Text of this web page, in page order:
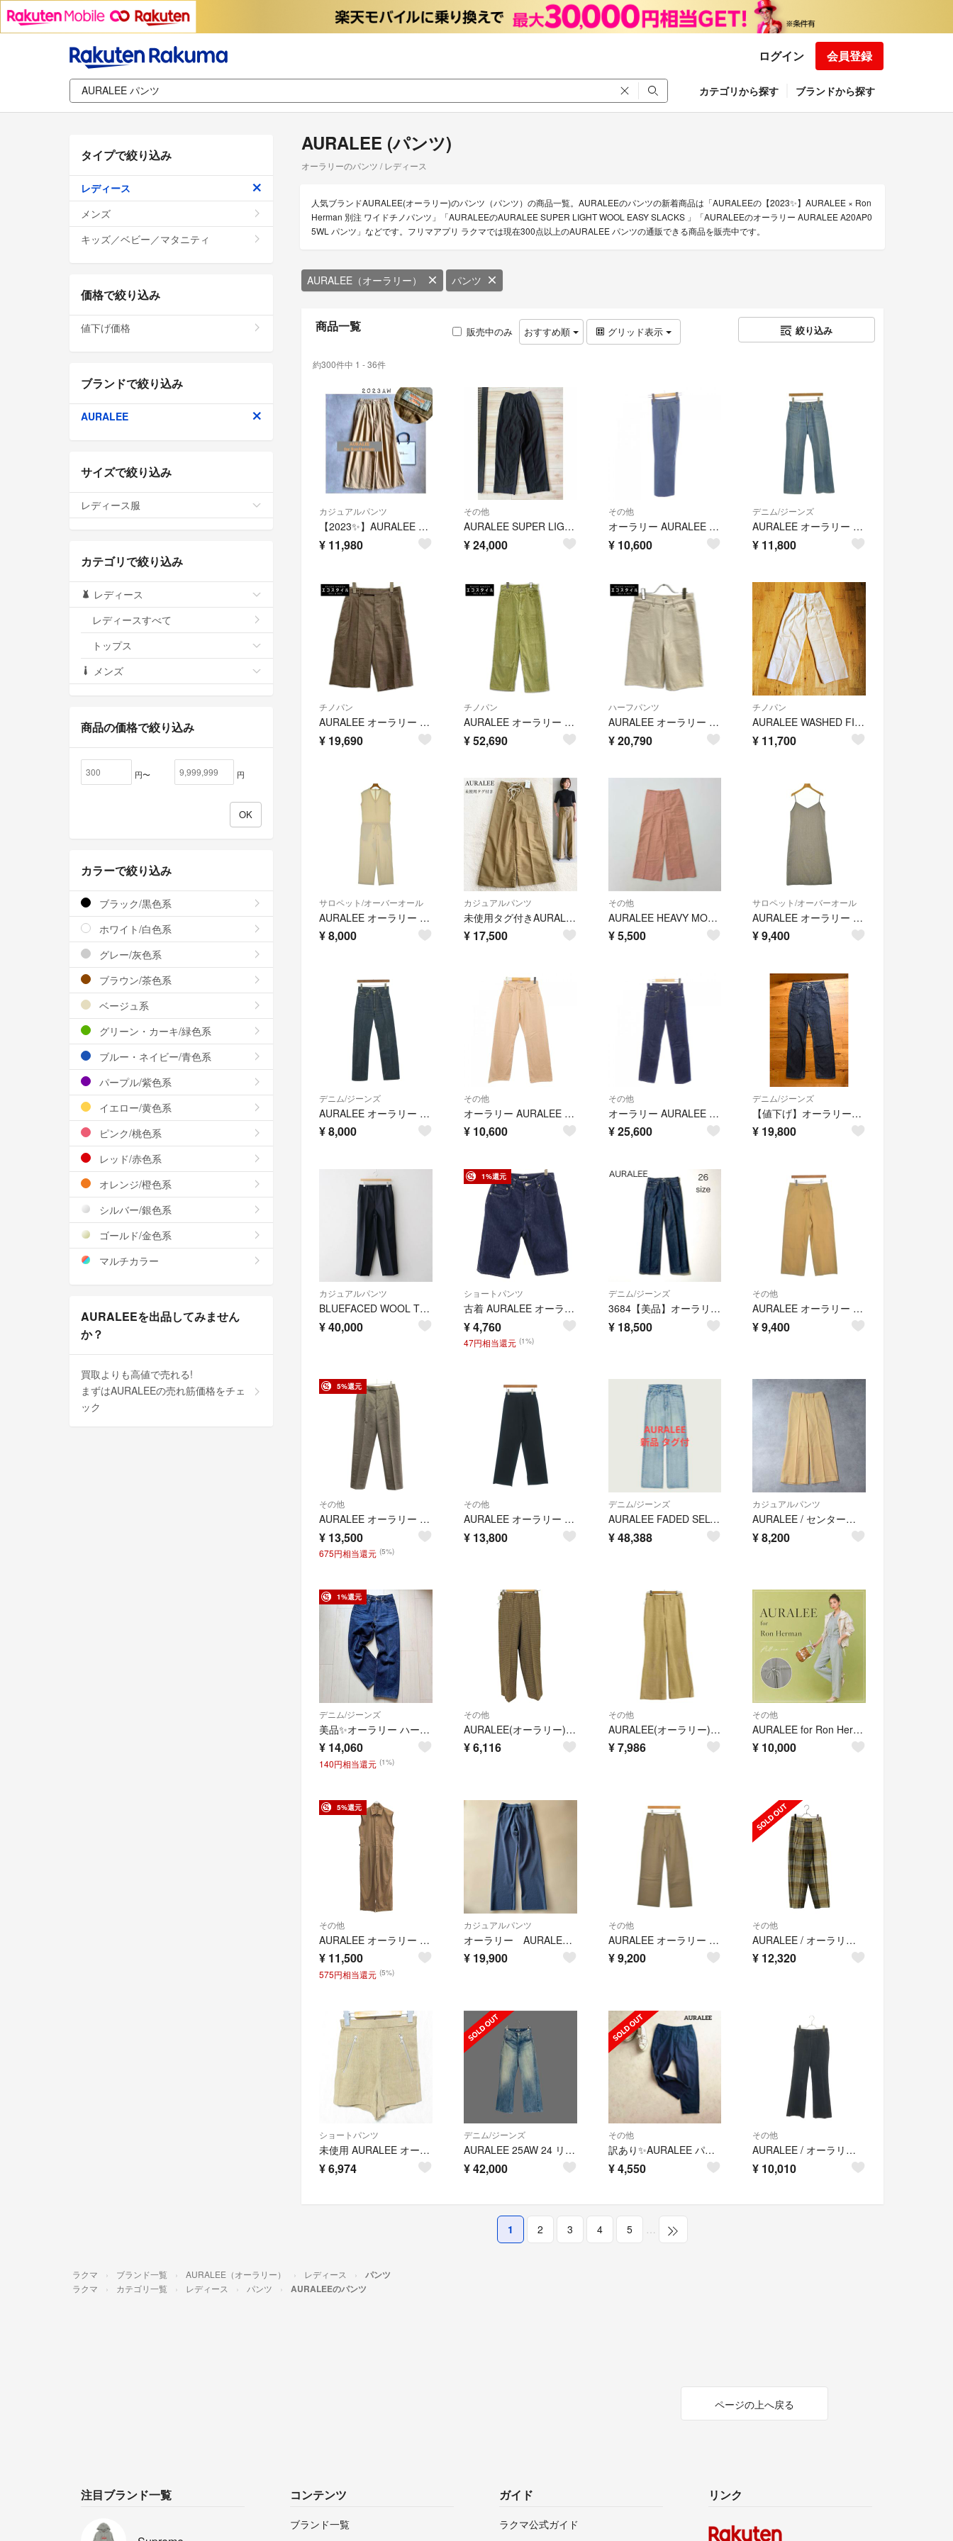
ログイン 会員登録
カテゴリから探す ブランドから探す
AURALEE (パンツ)
オーラリーのパンツ / レディース
人気ブランドAURALEE(オーラリー)のパンツ（パンツ）の商品一覧。AURALEEのパンツの新着商品は「AURALEEの【2023✨】AURALEE × Ron
Herman 別注 ワイドチノパンツ」「AURALEEのAURALEE SUPER LIGHT WOOL EASY SLACKS 」「AURALEEのオーラリー AURALEE A20AP0
5WL パンツ」などです。フリマアプリ ラクマでは現在300点以上のAURALEE パンツの通販できる商品を販売中です。
AURALEE（オーラリー） パンツ
商品一覧 販売中のみ おすすめ順 グリッド表示 絞り込み
約300件中 1 - 36件
カジュアルパンツ
【2023✨】AURALEE × RonHerman 別注 ワイドチノパンツ
¥ 11,980
その他
AURALEE SUPER LIGHT WOOL EASY SLACKS
¥24,000
その他
オーラリー AURALEE A20AP05WL パンツ
¥ 10,600
デニム/ジーンズ
AURALEE オーラリー デニムパンツ M 青 【古着】【中古】【送料無料】
¥ 11,800
チノパン
AURALEE オーラリー A22SP05WT ブラウン TROPICAl WOOL ショーツ 0
¥ 19,690
チノパン
AURALEE オーラリー A25AP04FC 25AW DUSTY LIME/ダスティーライム PIGMENT DYED FINX CORDUROY WIDE 5P PANTS コーデュロイパンツ 0
¥52,690
ハーフパンツ
AURALEE オーラリー A26SP04SD アイボリー SILK NEP WIDE SHORTS パンツ 1
¥20,790
チノパン
AURALEE WASHED FINX CHINO サイズ1
¥ 11,700
サロペット/オーバーオール
AURALEE オーラリー オールインワン/サロペット M 白 【古着】【中古】【送料無料】
¥8,000
カジュアルパンツ
未使用タグ付きAURALEEレースアップ ワイドパンツ
¥ 17,500
その他
AURALEE HEAVY MOLESKIN WIDE SLACKS ヘビー モールスキン ワイド スラックス パンツ サイズ 1
¥5,500
サロペット/オーバーオール
AURALEE オーラリー オールインワン/サロペット M グレー 【古着】【中古】【送料無料】
¥9,400
デニム/ジーンズ
AURALEE オーラリー デニムパンツ S 紺 【古着】【中古】【送料無料】
¥8,000
その他
オーラリー AURALEE A22AP04BD パンツ
¥ 10,600
その他
オーラリー AURALEE A00P02DM ジーンズ
¥25,600
デニム/ジーンズ
【値下げ】オーラリー インディゴデニムパンツ
¥ 19,800
カジュアルパンツ
BLUEFACED WOOL TWO-TUCK SLACKS STRIPE
¥40,000
1%還元
ショートパンツ
古着 AURALEE オーラリー 日本製 デニムショートパンツ 1 インディゴ レディース
¥4,760
47円相当還元 (1%)
デニム/ジーンズ
3684【美品】オーラリー ハードツイストデニム インディゴ 26
¥ 18,500
その他
AURALEE オーラリー パンツ（その他） S ベージュ 【古着】【中古】【送料無料】
¥9,400
5%還元
その他
AURALEE オーラリー 20AW BLUEFACED WOOL SLACKS ウールスラックスパンツ A20AP05BH ブラウン 1
¥ 13,500
675円相当還元 (5%)
その他
AURALEE オーラリー パンツ（その他） S 黒 【古着】【中古】【送料無料】
¥ 13,800
デニム/ジーンズ
AURALEE FADED SELVEDGE LIGHT DENIM PANTS
¥48,388
カジュアルパンツ
AURALEE / センタープレス ギャバ ストレート スラックス パンツ 1
¥8,200
1%還元
デニム/ジーンズ
美品✨オーラリー ハードツイスト デニム 5ポケット パンツ 26 インディゴ
¥ 14,060
140円相当還元 (1%)
その他
AURALEE(オーラリー) レディース パンツ その他パンツ
¥6,116
その他
AURALEE(オーラリー) 2タック ワイドコーデュロイパンツ レディース
¥7,986
その他
AURALEE for Ron Herman オールインワン ジャンプスーツ
¥ 10,000
5%還元
その他
AURALEE オーラリー 20SS FINX HARD TWIST JUMPSUIT ノースリーブ ジャンプスーツ A20ST04FB ブラウン 0
¥ 11,500
575円相当還元 (5%)
カジュアルパンツ
オーラリー AURALEE ハイゲージニットパンツ 新品タグ付き
¥ 19,900
その他
AURALEE オーラリー パンツ（その他） M ベージュ 【古着】【中古】【送料無料】
¥9,200
その他
AURALEE / オーラリー | HARD TWIST ORGANIC WOOL MESH CHECK SLACKS チェック スラックス パンツ | 1 | ベージュ系 | レディース
¥ 12,320
ショートパンツ
未使用 AURALEE オーラリー LINEN SILK SUMMER TWEED SHORTS ショートパンツ A9SP07LS 0 ブラウンシャンブレー レディース 古着 中古 USED
¥6,974
デニム/ジーンズ
AURALEE 25AW 24 リラックスフィットデニム
¥42,000
その他
訳あり✨AURALEE パンツ ウエストゴム ネイビー コットン オーラリー 1
¥4,550
その他
AURALEE / オーラリー | WASHED CORDUROY FLARE SLACKS ウォッシュドコーデュロイフレアスラックス パンツ | 0 | ブラウン系 | レディース
¥ 10,010
1 2 3 4 5 …
タイプで絞り込み
レディース
メンズ
キッズ／ベビー／マタニティ
価格で絞り込み
値下げ価格
ブランドで絞り込み
AURALEE
サイズで絞り込み
レディース服
カテゴリで絞り込み
レディース
レディースすべて
トップス
メンズ
商品の価格で絞り込み
円〜 円
カラーで絞り込み
ブラック/黒色系
ホワイト/白色系
グレー/灰色系
ブラウン/茶色系
ベージュ系
グリーン・カーキ/緑色系
ブルー・ネイビー/青色系
パープル/紫色系
イエロー/黄色系
ピンク/桃色系
レッド/赤色系
オレンジ/橙色系
シルバー/銀色系
ゴールド/金色系
マルチカラー
AURALEEを出品してみません
か？
買取よりも高値で売れる!
まずはAURALEEの売れ筋価格をチェ
ック
ラクマ ブランド一覧 AURALEE（オーラリー） レディース パンツ
ラクマ カテゴリ一覧 レディース パンツ AURALEEのパンツ
ページの上へ戻る
注目ブランド一覧 コンテンツ
ブランド一覧
ガイド
ラクマ公式ガイド
リンク